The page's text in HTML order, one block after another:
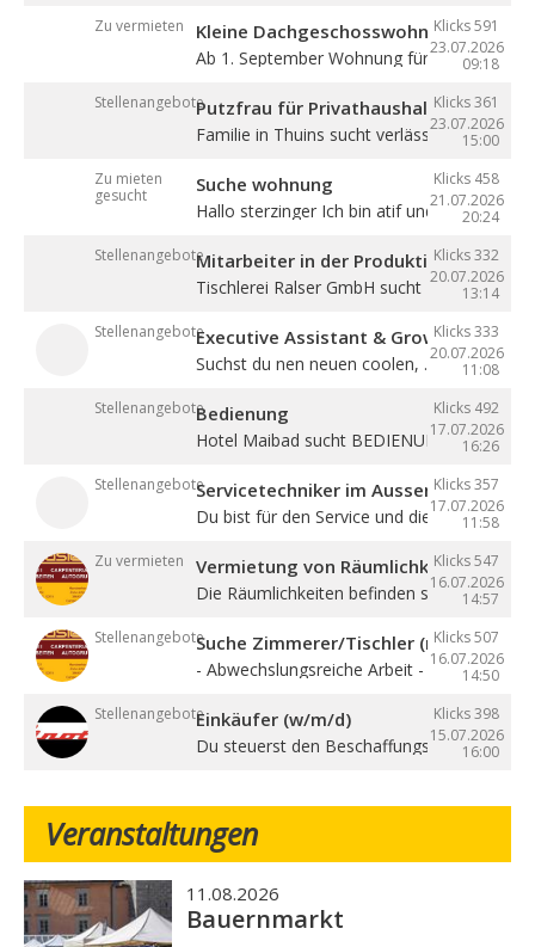
Zu vermieten
Klicks 591
23.07.2026
09:18
Kleine Dachgeschosswohnung mit
Ab 1. September Wohnung für eine Person
Stellenangebote
Klicks 361
23.07.2026
15:00
Putzfrau für Privathaushalt gesucht
Familie in Thuins sucht verlässliche ...
Zu mieten
gesucht
Klicks 458
21.07.2026
20:24
Suche wohnung
Hallo sterzinger Ich bin atif und komme aus
Stellenangebote
Klicks 332
20.07.2026
13:14
Mitarbeiter in der Produktion (m/w/d)
Tischlerei Ralser GmbH sucht Mitarbeiter
Stellenangebote
Klicks 333
20.07.2026
11:08
Executive Assistant & Growth Partner
Suchst du nen neuen coolen, ...
Stellenangebote
Klicks 492
17.07.2026
16:26
Bedienung
Hotel Maibad sucht BEDIENUNG für ...
Stellenangebote
Klicks 357
17.07.2026
11:58
Servicetechniker im Aussendienst (w/
Du bist für den Service und die ...
Zu vermieten
Klicks 547
16.07.2026
14:57
Vermietung von Räumlichkeiten,
Die Räumlichkeiten befinden sich zentral in
Stellenangebote
Klicks 507
16.07.2026
14:50
Suche Zimmerer/Tischler (m/w/d),
- Abwechslungsreiche Arbeit - Sehr gute ...
Stellenangebote
Klicks 398
15.07.2026
16:00
Einkäufer (w/m/d)
Du steuerst den Beschaffungsprozess von
Veranstaltungen
11.08.2026
Bauernmarkt